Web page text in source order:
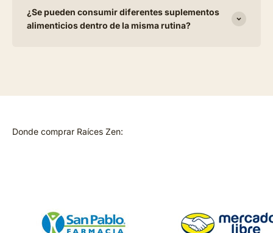
¿Se pueden consumir diferentes suplementos
alimenticios dentro de la misma rutina?
Donde comprar Raíces Zen: